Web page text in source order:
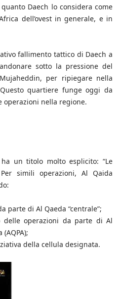
Daech lo considera come
dell’ovest in generale, e in
fallimento tattico di Daech a
sotto la pressione del
per ripiegare nella
quartiere funge oggi da
operazioni nella regione.
un titolo molto esplicito: “Le
simili operazioni, Al Qaida
di Al Qaeda “centrale”;
operazioni da parte di Al
della cellula designata.